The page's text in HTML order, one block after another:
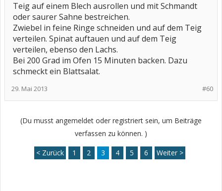
Teig auf einem Blech ausrollen und mit Schmandt
oder saurer Sahne bestreichen.
Zwiebel in feine Ringe schneiden und auf dem Teig
verteilen. Spinat auftauen und auf dem Teig
verteilen, ebenso den Lachs.
Bei 200 Grad im Ofen 15 Minuten backen. Dazu
schmeckt ein Blattsalat.
#60
29. Mai 2013
(Du musst angemeldet oder registriert sein, um Beiträge
verfassen zu können. )
< Zurück 1 2 3 4 5 6 Weiter >